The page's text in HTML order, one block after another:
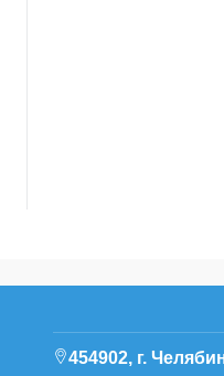
454902, г.